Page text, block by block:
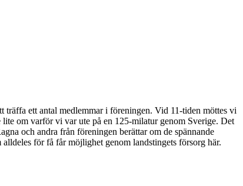
ett antal medlemmar i föreningen. Vid 11-tiden möttes vi
om varför vi var ute på en 125-milatur genom Sverige. Det
och andra från föreningen berättar om de spännande
för få får möjlighet genom landstingets försorg här.